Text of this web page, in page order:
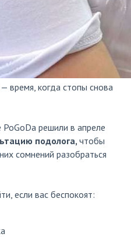
время, когда стопы снова
решили в апреле
подолога, чтобы
сомнений разобраться
если вас беспокоят: